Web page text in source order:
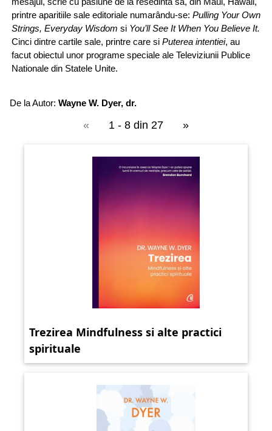
printre aparitiile sale editoriale numarându-se: Pulling Your Own
Strings, Everyday Wisdom si You’ll See It When You Believe It.
Cinci dintre cartile sale, printre care si Puterea intentiei, au
facut obiectul unor programe speciale ale Televiziunii Publice
Nationale din Statele Unite.
De la Autor: Wayne W. Dyer, dr.
« 1 - 8 din 27 »
Trezirea Mindfulness si alte practici
spirituale